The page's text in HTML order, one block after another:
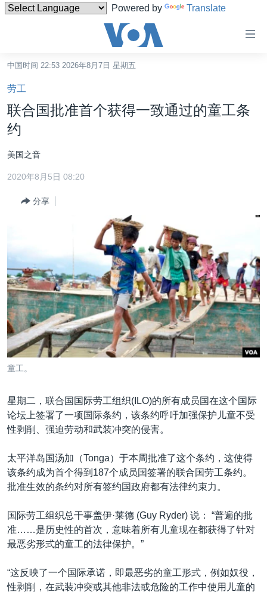
Powered by Translate
碍
链
接
跳
转
内
容
转
到
检
索
中国
最新国际新闻
欧洲
非洲
美洲
全球议题
分类新闻
科教·文娱·体健
军事
劳工
环境
白宫要闻
国会报道
美中关系
美国建国250周年
埃博拉疫情
重要讲话与声明
台海两岸关系
关注西藏
关注新疆
VOA视频
VOA今日焦点
中文广播
关注我们
其他语言网站
中国时间 22:53 2026年8月7日 星期五
劳工
联合国批准首个获得一致通过的童工条
约
美国之音
2020年8月5日 08:20
分享
童工。
星期二，联合国国际劳工组织(ILO)的所有成员国在这个国际
论坛上签署了一项国际条约，该条约呼吁加强保护儿童不受
性剥削、强迫劳动和武装冲突的侵害。
太平洋岛国汤加（Tonga）于本周批准了这个条约，这使得
该条约成为首个得到187个成员国签署的联合国劳工条约。
批准生效的条约对所有签约国政府都有法律约束力。
国际劳工组织总干事盖伊·莱德 (Guy Ryder) 说： “普遍的批
准……是历史性的首次，意味着所有儿童现在都获得了针对
最恶劣形式的童工的法律保护。”
“这反映了一个国际承诺，即最恶劣的童工形式，例如奴役，
性剥削，在武装冲突或其他非法或危险的工作中使用儿童的